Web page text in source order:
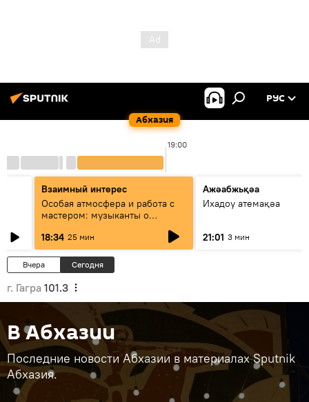
Абхазия
РУС
19:00
Взаимный интерес
Особая атмосфера и работа с
мастером: музыканты о
18:34 25 мин
Ажәабжьқәа
Ихадоу атемақәа
21:01 3 мин
Вчера Сегодня
г. Гагра 101.3
В Абхазии
Последние новости Абхазии в материалах Sputnik
Абхазия.